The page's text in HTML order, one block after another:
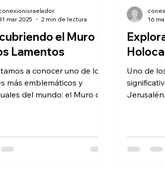
el Muro
Lamentos
a conocer uno de los
más emblemáticos y
del mundo: el Muro de
mar 2025
2 min de lectura
Uno de
16